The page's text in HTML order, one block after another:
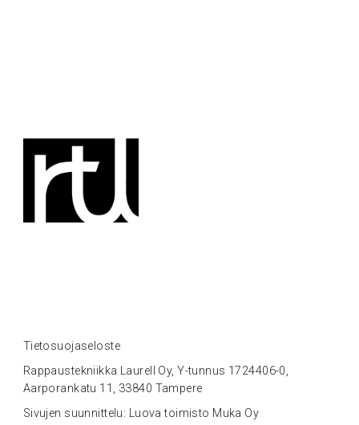
Tietosuojaseloste
Rappaustekniikka Laurell Oy, Y-tunnus 1724406-0,
Aarporankatu 11, 33840 Tampere
Sivujen suunnittelu: Luova toimisto Muka Oy